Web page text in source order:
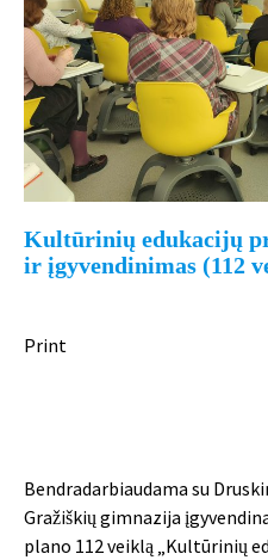
Kultūrinių edukacijų
ir įgyvendinimas (112
Print
Bendradarbiaudama su
Gražiškių gimnazija
plano 112 veiklą „Kultūrinių